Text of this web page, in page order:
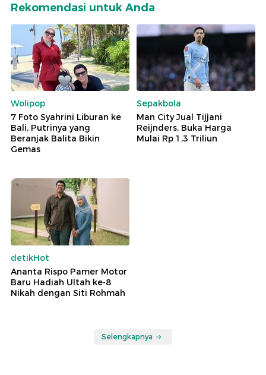
Rekomendasi untuk Anda
Wolipop
7 Foto Syahrini Liburan ke
Bali, Putrinya yang
Beranjak Balita Bikin
Gemas
Sepakbola
Man City Jual Tijjani
Reijnders, Buka Harga
Mulai Rp 1,3 Triliun
detikHot
Ananta Rispo Pamer Motor
Baru Hadiah Ultah ke-8
Nikah dengan Siti Rohmah
Selengkapnya